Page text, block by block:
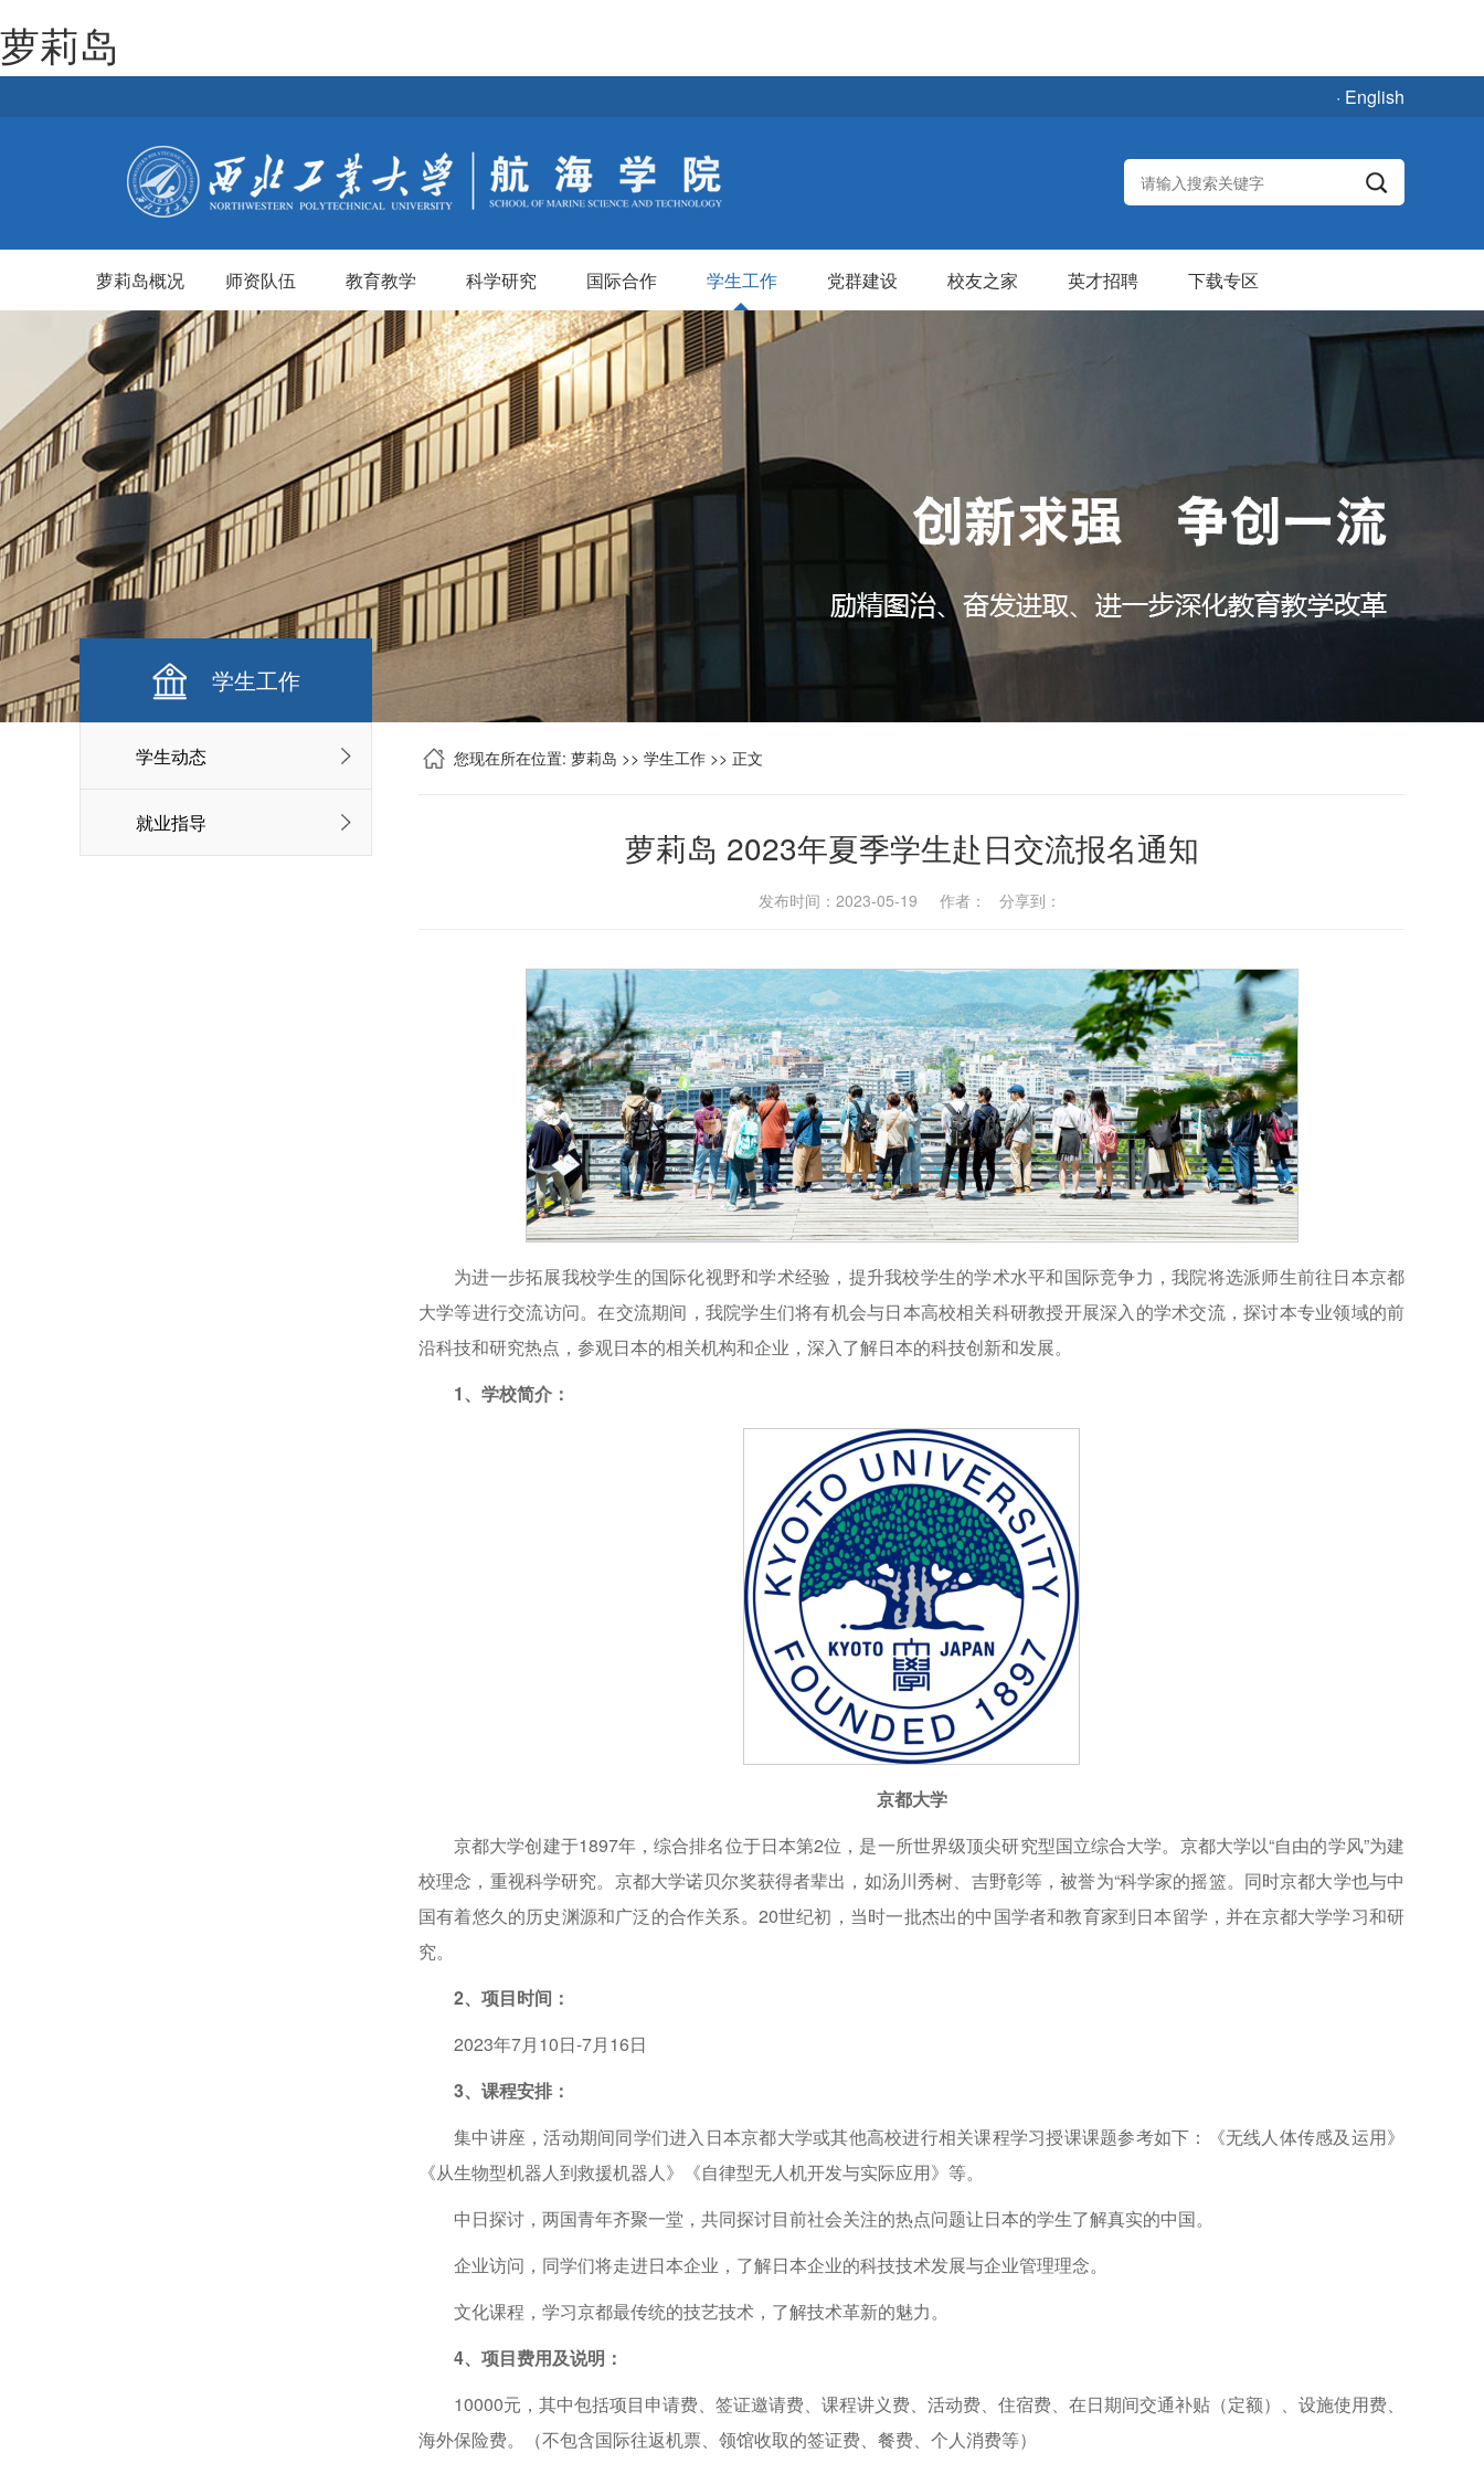
萝莉岛
· English
萝莉岛概况 师资队伍 教育教学 科学研究 国际合作 学生工作 党群建设 校友之家 英才招聘 下载专区
学生工作
学生动态
就业指导
您现在所在位置: 萝莉岛 >> 学生工作 >> 正文
萝莉岛 2023年夏季学生赴日交流报名通知
发布时间：2023-05-19 作者： 分享到：
为进一步拓展我校学生的国际化视野和学术经验，提升我校学生的学术水平和国际竞争力，我院将选派师生前往日本京都
大学等进行交流访问。在交流期间，我院学生们将有机会与日本高校相关科研教授开展深入的学术交流，探讨本专业领域的前
沿科技和研究热点，参观日本的相关机构和企业，深入了解日本的科技创新和发展。
1、学校简介：
京都大学
京都大学创建于1897年，综合排名位于日本第2位，是一所世界级顶尖研究型国立综合大学。京都大学以“自由的学风”为建
校理念，重视科学研究。京都大学诺贝尔奖获得者辈出，如汤川秀树、吉野彰等，被誉为“科学家的摇篮。同时京都大学也与中
国有着悠久的历史渊源和广泛的合作关系。20世纪初，当时一批杰出的中国学者和教育家到日本留学，并在京都大学学习和研
究。
2、项目时间：
2023年7月10日-7月16日
3、课程安排：
集中讲座，活动期间同学们进入日本京都大学或其他高校进行相关课程学习授课课题参考如下：《无线人体传感及运用》
《从生物型机器人到救援机器人》《自律型无人机开发与实际应用》等。
中日探讨，两国青年齐聚一堂，共同探讨目前社会关注的热点问题让日本的学生了解真实的中国。
企业访问，同学们将走进日本企业，了解日本企业的科技技术发展与企业管理理念。
文化课程，学习京都最传统的技艺技术，了解技术革新的魅力。
4、项目费用及说明：
10000元，其中包括项目申请费、签证邀请费、课程讲义费、活动费、住宿费、在日期间交通补贴（定额）、设施使用费、
海外保险费。（不包含国际往返机票、领馆收取的签证费、餐费、个人消费等）